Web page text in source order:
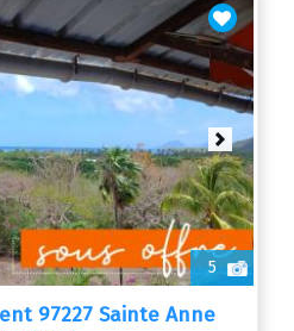
5
Next
97227 Sainte Anne